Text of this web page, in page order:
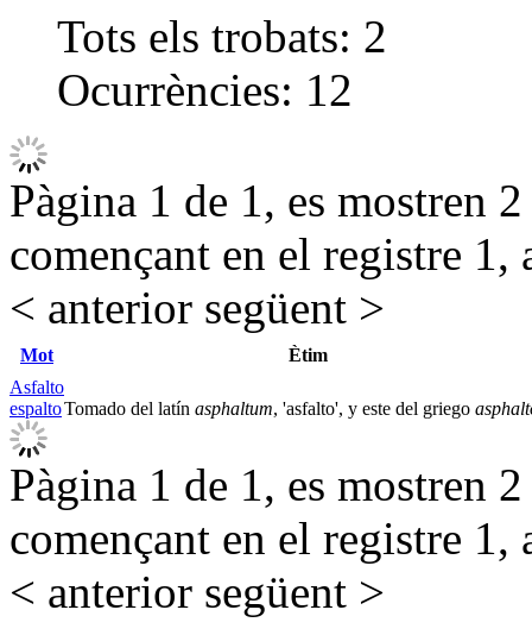
Tots els trobats: 2
Ocurrències: 12
Pàgina 1 de 1, es mostren
començant en el registre 1,
< anterior següent >
Mot
Ètim
Asfalto
espaltoTomado del latín asphaltum, 'asfalto', y este del griego
Pàgina 1 de 1, es mostren
començant en el registre 1,
< anterior següent >